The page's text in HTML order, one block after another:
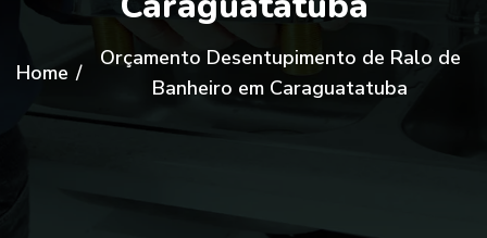
Home /
Orçamento Desentupimento de Ralo de
Banheiro em Caraguatatuba